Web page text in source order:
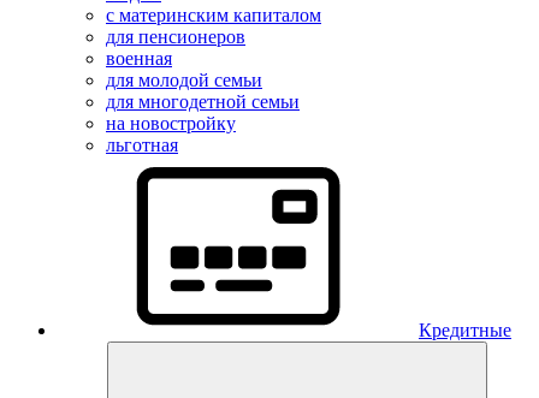
с материнским капиталом
для пенсионеров
военная
для молодой семьи
для многодетной семьи
на новостройку
льготная
Кредитные